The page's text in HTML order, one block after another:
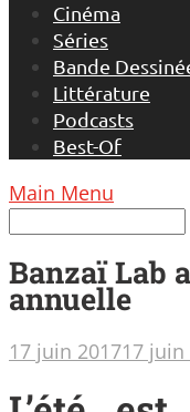
Cinéma
Séries
Bande
Littérature
Podcasts
Best-Of
Main Menu
Banzaï Lab
annuelle
17 juin 201717 juin